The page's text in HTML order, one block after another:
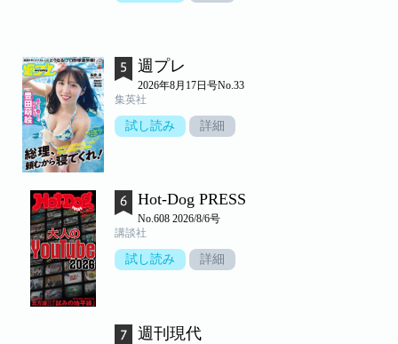
週プレ
2026年8月17日号No.33
集英社
試し読み 詳細
Hot-Dog PRESS
No.608 2026/8/6号
講談社
試し読み 詳細
週刊現代